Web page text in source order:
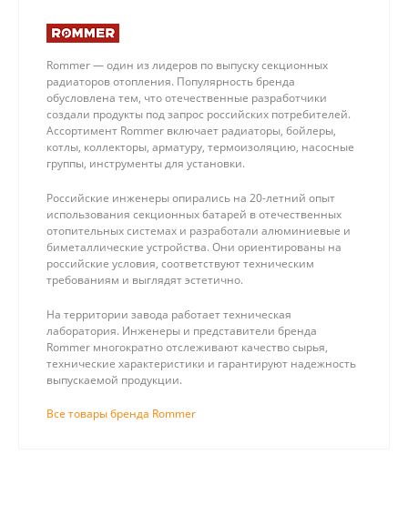
Rommer — один из лидеров по выпуску секционных
радиаторов отопления. Популярность бренда
обусловлена тем, что отечественные разработчики
создали продукты под запрос российских потребителей.
Ассортимент Rommer включает радиаторы, бойлеры,
котлы, коллекторы, арматуру, термоизоляцию, насосные
группы, инструменты для установки.
Российские инженеры опирались на 20-летний опыт
использования секционных батарей в отечественных
отопительных системах и разработали алюминиевые и
биметаллические устройства. Они ориентированы на
российские условия, соответствуют техническим
требованиям и выглядят эстетично.
На территории завода работает техническая
лаборатория. Инженеры и представители бренда
Rommer многократно отслеживают качество сырья,
технические характеристики и гарантируют надежность
выпускаемой продукции.
Все товары бренда Rommer